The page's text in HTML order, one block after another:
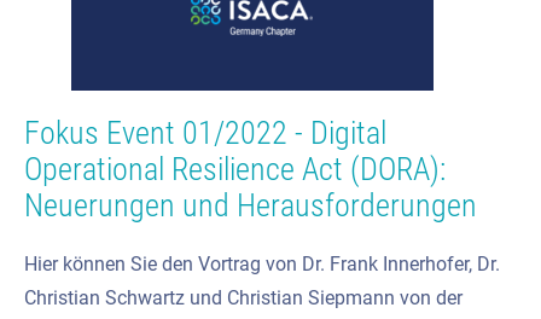
Fokus Event 01/2022 - Digital
Operational Resilience Act (DORA):
Neuerungen und Herausforderungen
Hier können Sie den Vortrag von Dr. Frank Innerhofer, Dr.
Christian Schwartz und Christian Siepmann von der